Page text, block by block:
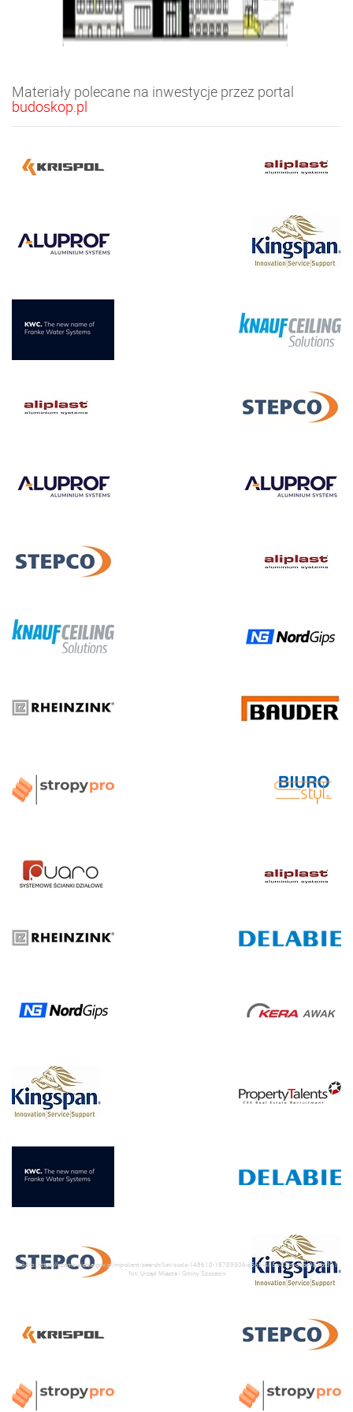
Materiały polecane na inwestycje przez portal
budoskop.pl
Źródło: https://ezamowienia.gov.pl/mp-client/search/list/ocds-148610-18789506-a565-485a-83bf-dbba981bf391
fot: Urząd Miasta i Gminy Szczecin